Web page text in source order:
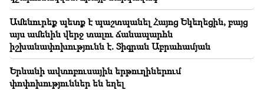
20:17
Օգոստոսի 10-ից Սայաթ-Նովայի պողոտայում
երթևեկության կարգը կփոխվի
20:00
Աննկարագրելի հպարտություն էր, երբ Բաքվում
հնչեց ՀՀ օրհներգը․ Ժաննա Անդրեասյան
Ամենուրեք պետք է պաշտպանել Հայոց Եկեղեցին, բայց
այս ամենին վերջ տալու ճանապարհն
իշխանափոխությունն է. Տիգրան Աբրահամյան
Երևանի ավտոբուսային երթուղիներում
փոփոխություններ են եղել